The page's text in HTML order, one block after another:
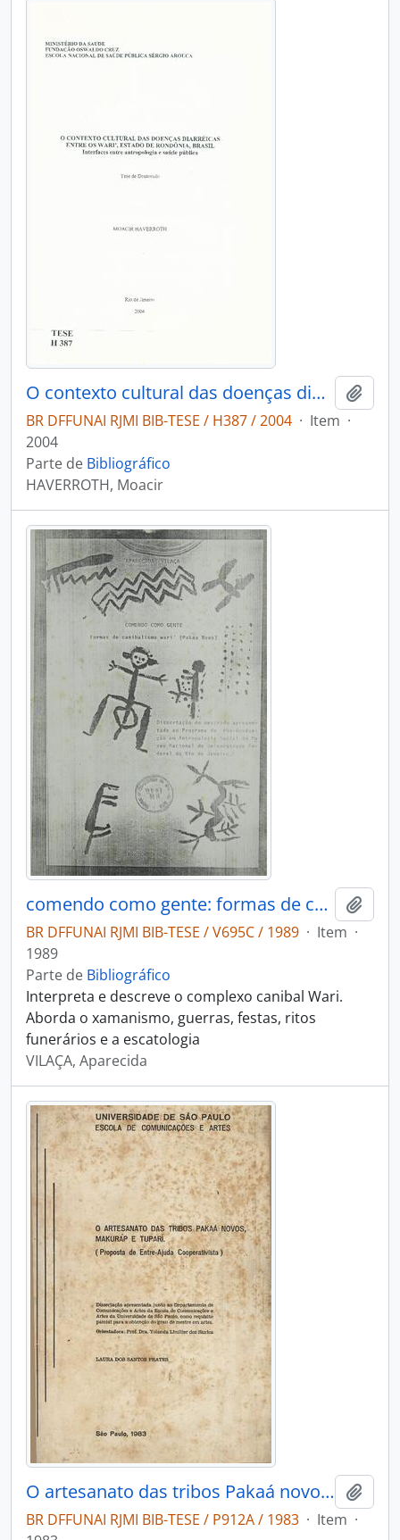
O contexto cultural das doenças diarréicas entre os Wari Estado de rondonia Brasil: interfaces entre antropologia e saúde pública
BR DFFUNAI RJMI BIB-TESE / H387 / 2004 · Item ·
2004
Parte de Bibliográfico
HAVERROTH, Moacir
comendo como gente: formas de canibalismo Wari (Pakaa nova)
BR DFFUNAI RJMI BIB-TESE / V695C / 1989 · Item ·
1989
Parte de Bibliográfico
Interpreta e descreve o complexo canibal Wari.
Aborda o xamanismo, guerras, festas, ritos
funerários e a escatologia
VILAÇA, Aparecida
O artesanato das tribos Pakaá novos Makurap e Tupari: (Proposta de Entre-ajuda cooperativista)
BR DFFUNAI RJMI BIB-TESE / P912A / 1983 · Item ·